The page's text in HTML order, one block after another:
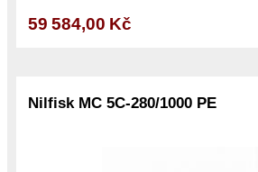
59 584,00 Kč
Nilfisk MC 5C-280/1000 PE